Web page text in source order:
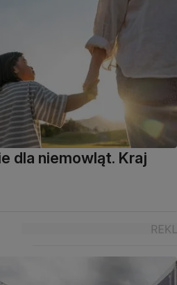
dla niemowląt. Kraj